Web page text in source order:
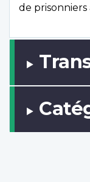
de prisonniers